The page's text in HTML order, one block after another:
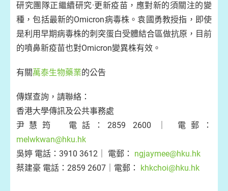
研究團隊正繼續研究·更新疫苗，應對新的須關注的變
種，包括最新的Omicron病毒株。袁國勇教授指，即使
是利用早期病毒株的刺突蛋白受體結合區做抗原，目前
的噴鼻新疫苗也對Omicron變異株有效。
有關萬泰生物藥業的公告
傳媒查詢，請聯絡：
香港大學傳訊及公共事務處
尹慧筠 電話：2859 2600 ｜ 電郵：
melwkwan@hku.hk
吳婷 電話：3910 3612｜ 電郵： ngjaymee@hku.hk
蔡建豪 電話：2859 2607｜電郵： khkchoi@hku.hk